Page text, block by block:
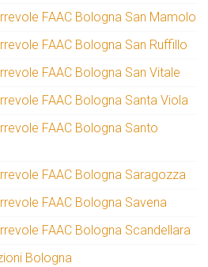
FAAC Bologna San Mamolo
FAAC Bologna San Ruffillo
FAAC Bologna San Vitale
FAAC Bologna Santa Viola
FAAC Bologna Santo
FAAC Bologna Saragozza
FAAC Bologna Savena
FAAC Bologna Scandellara
Bologna